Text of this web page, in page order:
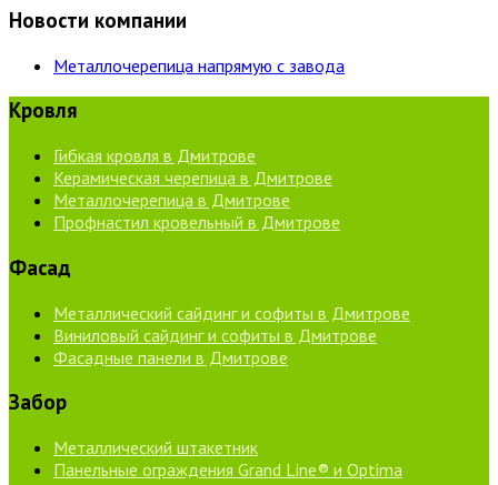
Новости компании
Металлочерепица напрямую с завода
Кровля
Гибкая кровля в Дмитрове
Керамическая черепица в Дмитрове
Металлочерепица в Дмитрове
Профнастил кровельный в Дмитрове
Фасад
Металлический сайдинг и софиты в Дмитрове
Виниловый сайдинг и софиты в Дмитрове
Фасадные панели в Дмитрове
Забор
Металлический штакетник
Панельные ограждения Grand Line® и Optima